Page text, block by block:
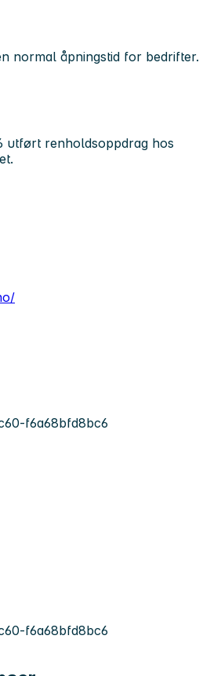
normal åpningstid for bedrifter.
utført renholdsoppdrag hos
f6a68bfd8bc6
f6a68bfd8bc6